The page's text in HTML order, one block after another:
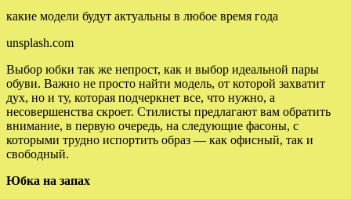
какие модели будут актуальны в любое время года
unsplash.com
Выбор юбки так же непрост, как и выбор идеальной пары
обуви. Важно не просто найти модель, от которой захватит
дух, но и ту, которая подчеркнет все, что нужно, а
несовершенства скроет. Стилисты предлагают вам обратить
внимание, в первую очередь, на следующие фасоны, с
которыми трудно испортить образ — как офисный, так и
свободный.
Юбка на запах